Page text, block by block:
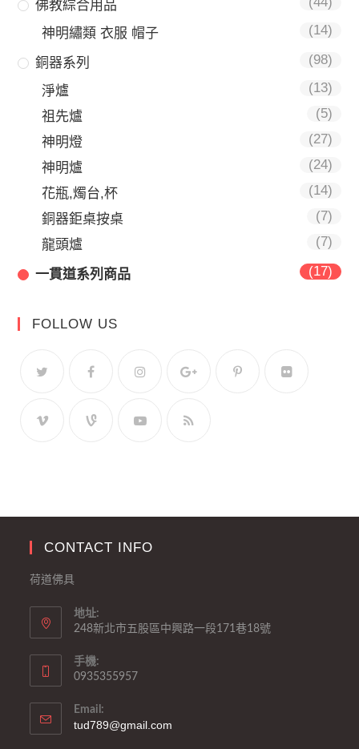
佛教綜合用品
神明繡類 衣服 帽子 (14)
銅器系列 (98)
淨爐
(13)
祖先爐
(5)
神明燈
(27)
神明爐
(24)
花瓶,燭台,杯
(14)
銅器鉅桌按桌
(7)
龍頭爐
(7)
一貫道系列商品 (17)
FOLLOW US
CONTACT INFO
荷道佛具
地址:
248新北市五股區中興路一段171巷18號
手機:
0935355957
Email:
tud789@gmail.com